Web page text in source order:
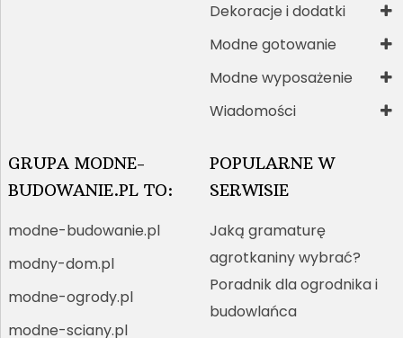
Dekoracje i dodatki
Modne gotowanie
Modne wyposażenie
Wiadomości
GRUPA MODNE-
BUDOWANIE.PL TO:
modne-budowanie.pl
modny-dom.pl
modne-ogrody.pl
modne-sciany.pl
POPULARNE W
SERWISIE
Jaką gramaturę
agrotkaniny wybrać?
Poradnik dla ogrodnika i
budowlańca